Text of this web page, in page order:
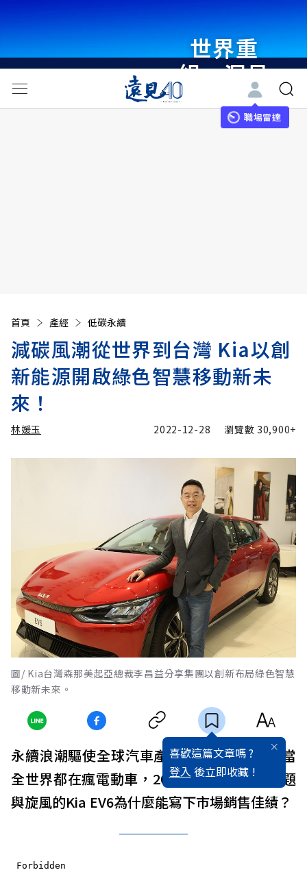
世界重
組・洞見
未來 與
世界領袖
職場雷達
首頁 產經 低碳永續
減碳風潮從世界到台灣 Kia以創
新能源開啟綠色智慧移動新未
來！
林媛玉 2022-12-28 瀏覽數 30,900+
圖/ Kia台灣森那美起亞總裁李昌益分享集團以創新布局綠色智慧
移動新未來。
喜歡這篇文章嗎 ?
登入 後立即收藏 !
永續浪潮驅使全球汽車產業投入淨零行動！當
全世界都在瘋電動車，2022年在台灣掀起話題
與旋風的Kia EV6為什麼能寫下市場銷售佳績？